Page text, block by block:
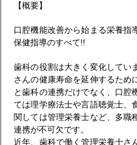
【概要】
口腔機能改善から始まる栄養指
保健指導のすべて!!
歯科の役割は大きく変化してい
さんの健康寿命を延伸するため
と歯科の連携だけでなく、口腔
ては理学療法士や言語聴覚士、
関しては管理栄養士など、多職
連携が不可欠です。
近年、歯科で働く管理栄養士さ